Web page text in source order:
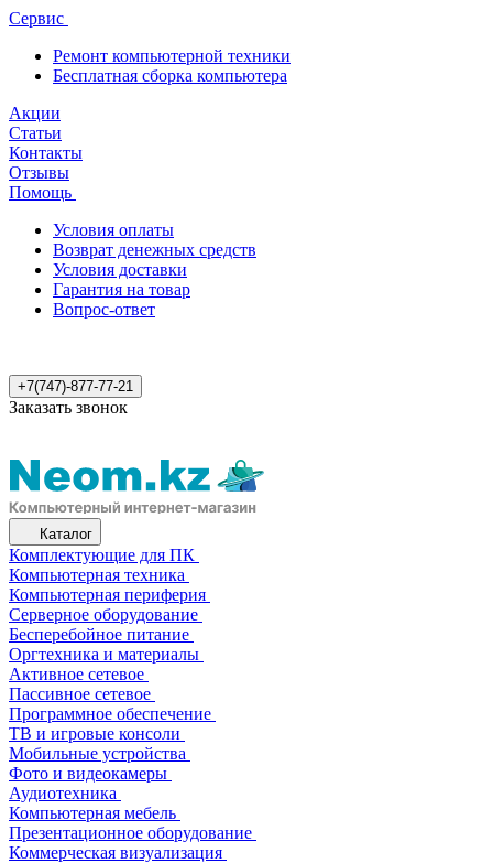
Сервис
Ремонт компьютерной техники
Бесплатная сборка компьютера
Акции
Статьи
Контакты
Отзывы
Помощь
Условия оплаты
Возврат денежных средств
Условия доставки
Гарантия на товар
Вопрос-ответ
+7(747)-877-77-21
Заказать звонок
Каталог
Комплектующие для ПК
Компьютерная техника
Компьютерная периферия
Серверное оборудование
Бесперебойное питание
Оргтехника и материалы
Активное сетевое
Пассивное сетевое
Программное обеспечение
ТВ и игровые консоли
Мобильные устройства
Фото и видеокамеры
Аудиотехника
Компьютерная мебель
Презентационное оборудование
Коммерческая визуализация